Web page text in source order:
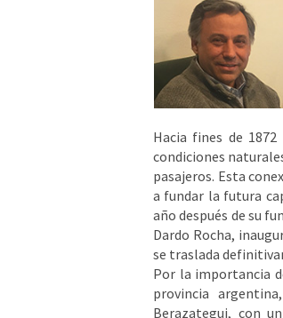
Hacia fines de
condiciones
pasajeros. Esta
a fundar la futura
año después de su
Dardo Rocha,
se traslada
Por la importancia
provincia
Berazategui, con